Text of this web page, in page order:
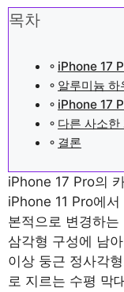
목차
iPhone 17
알루미늄
iPhone 17
다른 사소한
결론
iPhone 17 Pro의
iPhone 11 Pro에
본적으로 변경하
삼각형 구성에 남
이상 둥근 정사각
로 지르는 수평 막